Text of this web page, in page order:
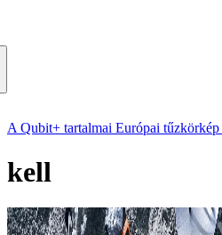
A Qubit+ tartalmai Európai tűzkörkép
kell